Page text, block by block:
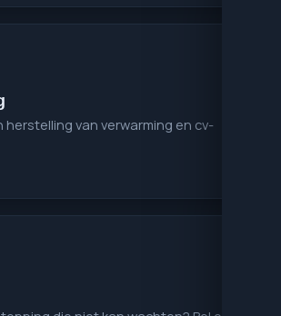
herstelling van verwarming en cv-